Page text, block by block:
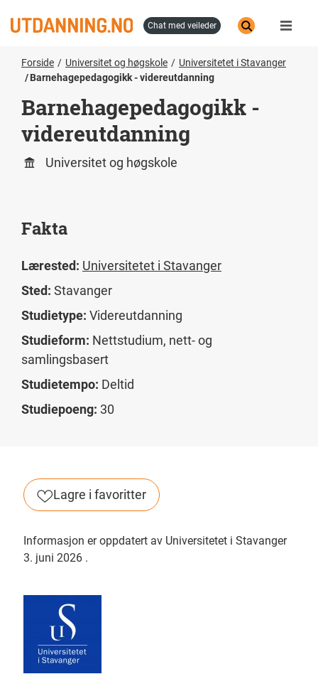
til
chat med veileder
Forside Universitet og høgskole
Universitetet i Stavanger
Barnehagepedagogikk - videreutdanning
Barnehagepedagogikk -
videreutdanning
Universitet og høgskole
Fakta
Lærested: Universitetet i Stavanger
Sted: Stavanger
Studietype: Videreutdanning
Studieform: Nettstudium, nett- og
samlingsbasert
Studietempo: Deltid
Studiepoeng: 30
Lagre i favoritter
Informasjon er oppdatert av Universitetet i Stavanger
3. juni 2026 .